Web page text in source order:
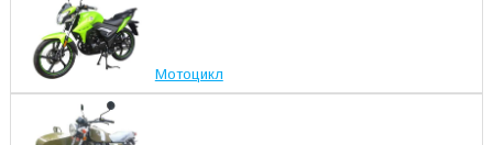
Мотоцикл